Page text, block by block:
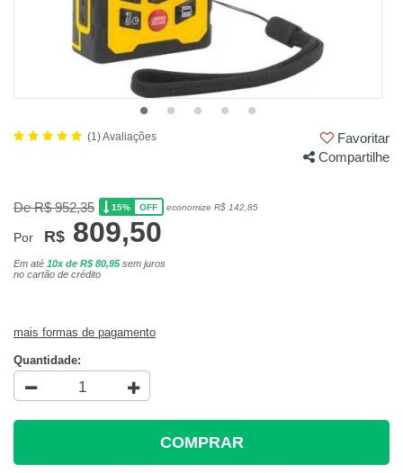
(1) Avaliações
Favoritar
Compartilhe
De R$ 952,35 15% OFF economize R$ 142,85
Por R$ 809,50
Em até 10x de R$ 80,95sem juros
no cartão de crédito
mais formas de pagamento
Quantidade:
COMPRAR